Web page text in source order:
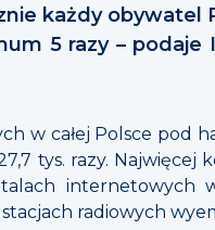
każdy obywatel
5 razy –
w całej Polsce pod
tys. razy. Najwięcej
internetowych
radiowych